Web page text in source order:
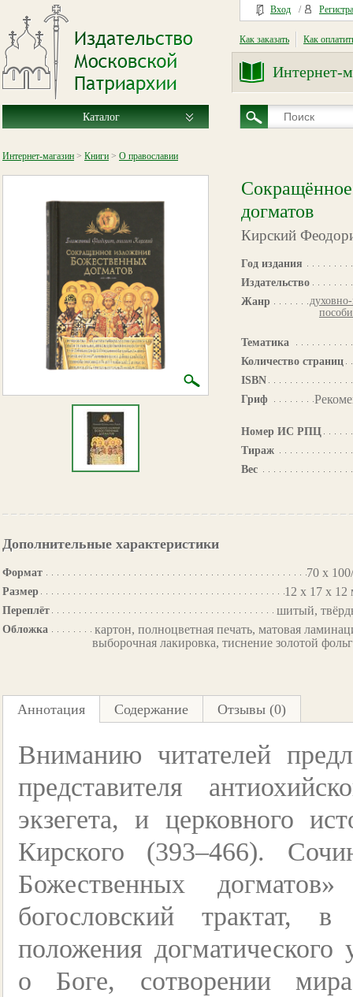
Вход /
Как заказать Как
Интернет-
Каталог
Интернет-магазин > Книги > О православии
догматов
Кирский
Год издания
Издательство
Жанр
духовно-
Тематика
Количество страниц
ISBN
Гриф
Номер ИС РПЦ
Тираж
Вес
Дополнительные характеристики
Формат 70 х
Размер 12 х 17 х 12
Переплёт шитый,
Обложка
картон, полноцветная печать, матовая
выборочная лакировка, тиснение золотой
Аннотация Содержание Отзывы (0)
Вниманию читателей
представителя
экзегета, и церковного
Кирского (393–466).
Божественных
богословский трактат,
положения
о Боге, сотворении